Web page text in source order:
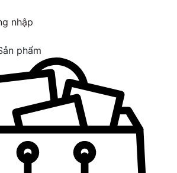
nhập
phẩm